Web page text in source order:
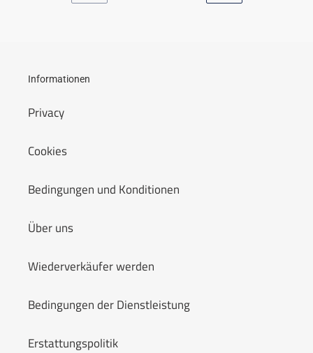
VORHERIGE
NÄCHSTE
Informationen
Privacy
Cookies
Bedingungen und Konditionen
Über uns
Wiederverkäufer werden
Bedingungen der Dienstleistung
Erstattungspolitik